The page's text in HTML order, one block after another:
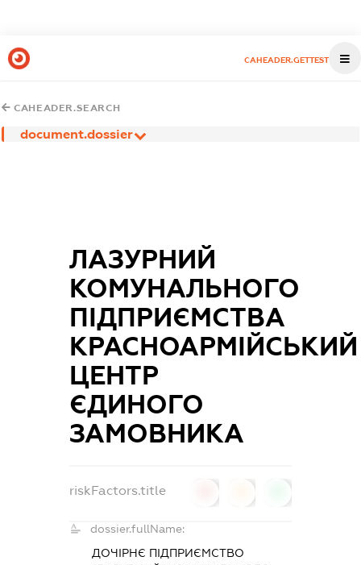
CAHEADER.GETTEST
CAHEADER.SEARCH
document.dossier
ЛАЗУРНИЙ
КОМУНАЛЬНОГО
ПІДПРИЄМСТВА
КРАСНОАРМІЙСЬКИЙ
ЦЕНТР
ЄДИНОГО
ЗАМОВНИКА
riskFactors.title
dossier.fullName:
ДОЧІРНЄ ПІДПРИЄМСТВО